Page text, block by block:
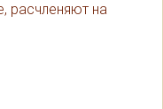
расчленяют на